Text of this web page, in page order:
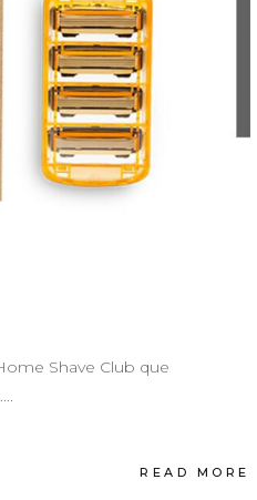
Shave Club que
READ MORE